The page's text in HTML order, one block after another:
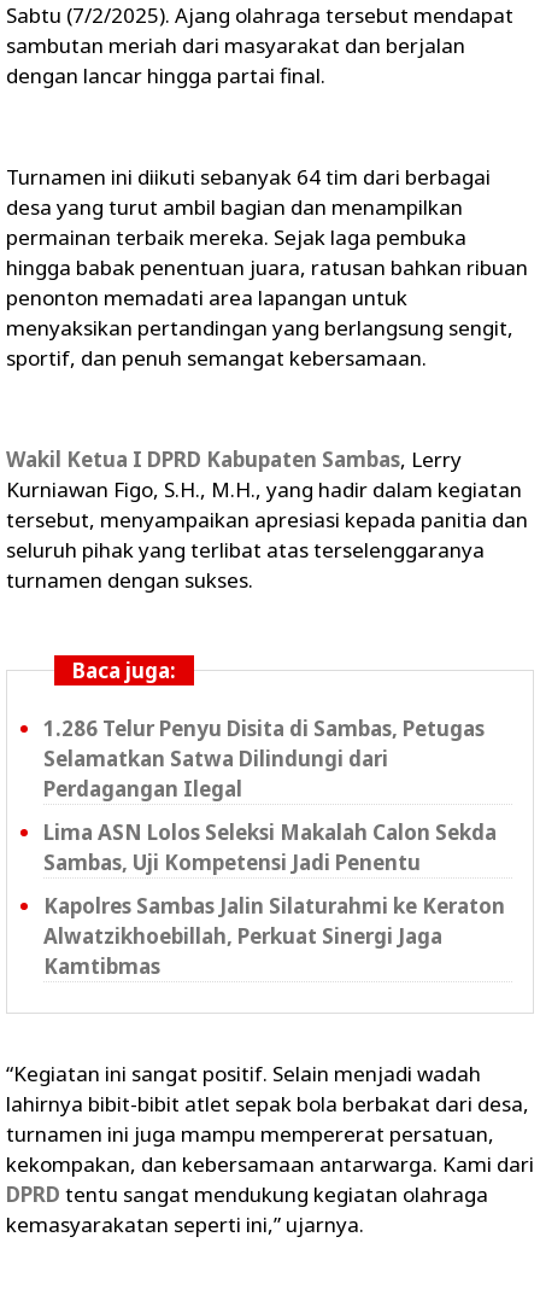
Sabtu (7/2/2025). Ajang olahraga tersebut mendapat
sambutan meriah dari masyarakat dan berjalan
dengan lancar hingga partai final.
Turnamen ini diikuti sebanyak 64 tim dari berbagai
desa yang turut ambil bagian dan menampilkan
permainan terbaik mereka. Sejak laga pembuka
hingga babak penentuan juara, ratusan bahkan ribuan
penonton memadati area lapangan untuk
menyaksikan pertandingan yang berlangsung sengit,
sportif, dan penuh semangat kebersamaan.
Wakil Ketua I DPRD Kabupaten Sambas, Lerry
Kurniawan Figo, S.H., M.H., yang hadir dalam kegiatan
tersebut, menyampaikan apresiasi kepada panitia dan
seluruh pihak yang terlibat atas terselenggaranya
turnamen dengan sukses.
Baca juga:
1.286 Telur Penyu Disita di Sambas, Petugas
Selamatkan Satwa Dilindungi dari
Perdagangan Ilegal
Lima ASN Lolos Seleksi Makalah Calon Sekda
Sambas, Uji Kompetensi Jadi Penentu
Kapolres Sambas Jalin Silaturahmi ke Keraton
Alwatzikhoebillah, Perkuat Sinergi Jaga
Kamtibmas
“Kegiatan ini sangat positif. Selain menjadi wadah
lahirnya bibit-bibit atlet sepak bola berbakat dari desa,
turnamen ini juga mampu mempererat persatuan,
kekompakan, dan kebersamaan antarwarga. Kami dari
DPRD tentu sangat mendukung kegiatan olahraga
kemasyarakatan seperti ini,” ujarnya.